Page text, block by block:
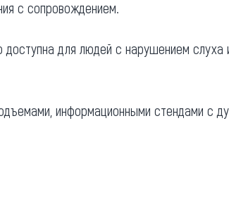
с сопровождением.
доступна для людей с нарушением слуха
информационными стендами с